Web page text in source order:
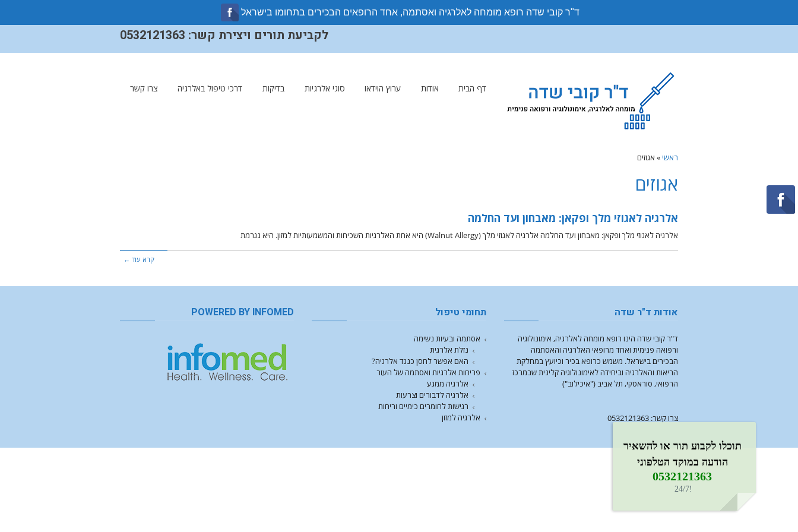
לקביעת תורים ויצירת קשר: 0532121363
דף הבית אודות ערוץ הוידאו סוגי אלרגיות בדיקות דרכי טיפול באלרגיה צרו קשר
ראשי» אגוזים
אגוזים
אלרגיה לאגוזי מלך ופקאן: מאבחון ועד החלמה
אלרגיה לאגוזי מלך ופקאן: מאבחון ועד החלמה אלרגיה לאגוזי מלך (Walnut Allergy) היא אחת האלרגיות השכיחות והמשמעותיות למזון. היא נגרמת
קרא עוד ←
אודות ד"ר שדה
ד"ר קובי שדה הינו רופא מומחה לאלרגיה, אימונולוגיה
ורפואה פנימית ואחד מרופאי האלרגיה והאסתמה
הבכירים בישראל. משמש כרופא בכיר וכיועץ במחלקת
הריאות והאלרגיה וביחידה לאימונולוגיה קלינית שבמרכז
הרפואי, סוראסקי, תל אביב ("איכילוב")
צרו קשר: 0532121363
תחומי טיפול
אסתמה ובעיות נשימה
נזלת אלרגית
האם אפשר לחסן כנגד אלרגיה?
פריחות אלרגיות ואסתמה של העור
אלרגיה ממגע
אלרגיה לדבורים וצרעות
רגישות לחומרים כימיים וריחות
אלרגיה למזון
POWERED BY INFOMED
ד"ר קובי שדה רופא מומחה לאלרגיה ואסתמה, אחד הרופאים הבכירים בתחומו בישראל
תוכלו לקבוע תור או להשאיר
הודעה במוקד הטלפוני
0532121363​
!24/7